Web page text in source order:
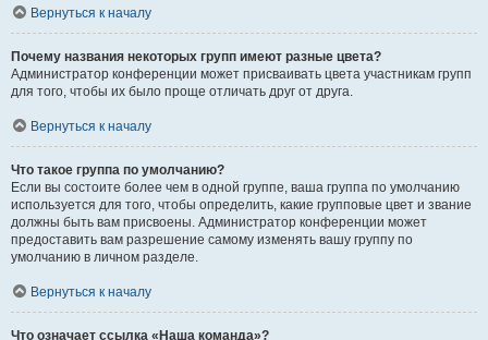
Вернуться к началу
Почему названия некоторых групп имеют разные цвета?
Администратор конференции может присваивать цвета участникам групп
для того, чтобы их было проще отличать друг от друга.
Вернуться к началу
Что такое группа по умолчанию?
Если вы состоите более чем в одной группе, ваша группа по умолчанию
используется для того, чтобы определить, какие групповые цвет и звание
должны быть вам присвоены. Администратор конференции может
предоставить вам разрешение самому изменять вашу группу по
умолчанию в личном разделе.
Вернуться к началу
Что означает ссылка «Наша команда»?